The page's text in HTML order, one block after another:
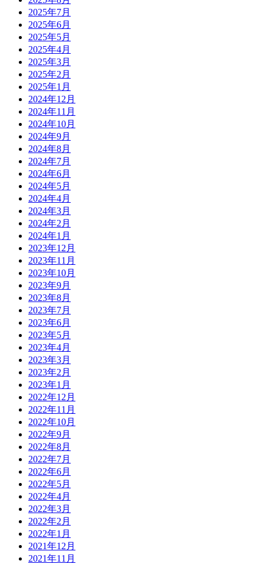
2025年7月
2025年6月
2025年5月
2025年4月
2025年3月
2025年2月
2025年1月
2024年12月
2024年11月
2024年10月
2024年9月
2024年8月
2024年7月
2024年6月
2024年5月
2024年4月
2024年3月
2024年2月
2024年1月
2023年12月
2023年11月
2023年10月
2023年9月
2023年8月
2023年7月
2023年6月
2023年5月
2023年4月
2023年3月
2023年2月
2023年1月
2022年12月
2022年11月
2022年10月
2022年9月
2022年8月
2022年7月
2022年6月
2022年5月
2022年4月
2022年3月
2022年2月
2022年1月
2021年12月
2021年11月